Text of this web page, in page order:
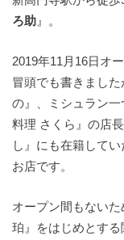
ろ助 』。
2019年11月16日オー
冒頭でも書きまし
の』、ミシュラン
料理 さくら』の店
し』にも在籍して
お店です。
オープン間もない
珀』をはじめとする